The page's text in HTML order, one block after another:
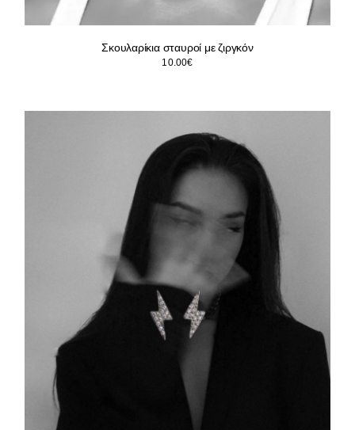
Σκουλαρίκια σταυροί με ζιργκόν
10.00€